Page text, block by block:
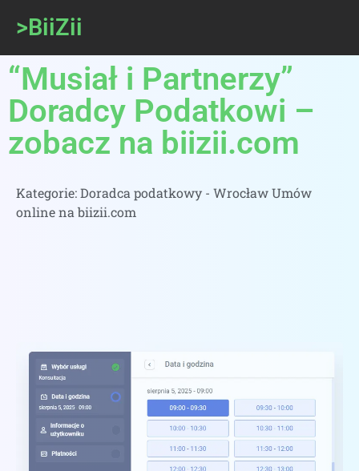
>BiiZii
“Musiał i Partnerzy”
Doradcy Podatkowi –
zobacz na biizii.com
Kategorie:Doradca podatkowy - Wrocław Umów
online na biizii.com